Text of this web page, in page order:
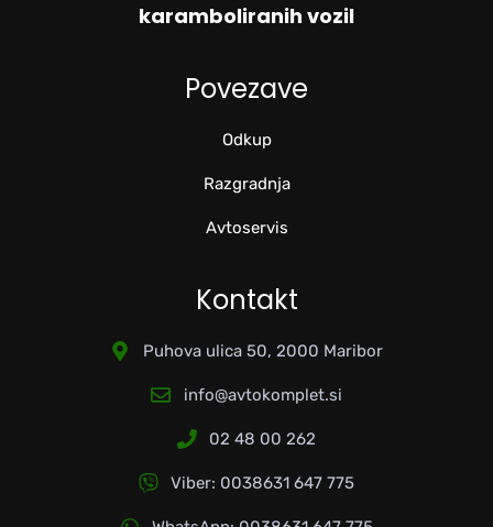
karamboliranih vozil
Povezave
Odkup
Razgradnja
Avtoservis
Kontakt
Puhova ulica 50, 2000 Maribor
info@avtokomplet.si
02 48 00 262
Viber: 0038631 647 775